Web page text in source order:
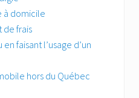
à domicile
de frais
faisant l’usage d’un
hors du Québec